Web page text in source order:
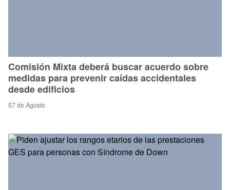
Comisión Mixta deberá buscar acuerdo sobre
medidas para prevenir caídas accidentales
desde edificios
07 de Agosto